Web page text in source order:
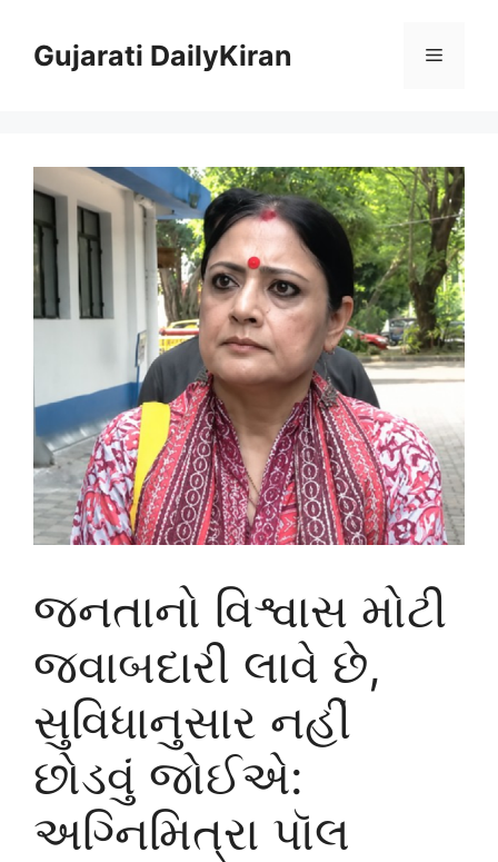
contentGujarati DailyKiran Menu
જનતાનો વિશ્વાસ મોટી
જવાબદારી લાવે છે,
સુવિધાનુસાર નહીં
છોડવું જોઈએ:
અગ્નિમિત્રા પૉલ